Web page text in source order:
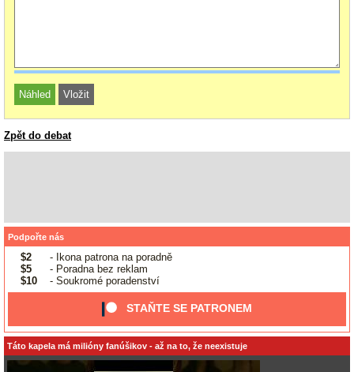
Zpět do debat
Podpořte nás
$2
- Ikona patrona na poradně
$5
- Poradna bez reklam
$10
- Soukromé poradenství
STAŇTE SE PATRONEM
Táto kapela má milióny fanúšikov - až na to, že neexistuje